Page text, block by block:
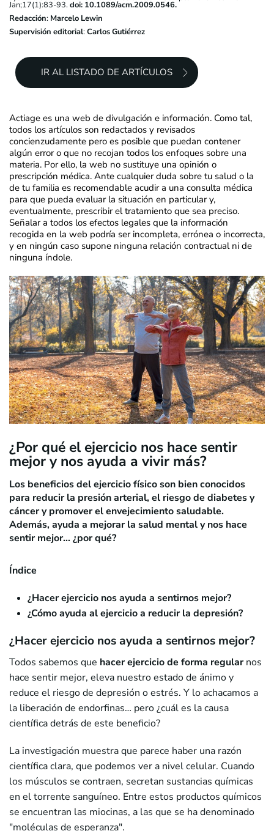
Jan;17(1):83-93.doi: 10.1089/acm.2009.0546.
Redacción: Marcelo Lewin
Supervisión editorial:Carlos Gutiérrez
IR AL LISTADO DE ARTÍCULOS
Actiage es una web de divulgación e información. Como tal,
todos los artículos son redactados y revisados
concienzudamente pero es posible que puedan contener
algún error o que no recojan todos los enfoques sobre una
materia. Por ello, la web no sustituye una opinión o
prescripción médica. Ante cualquier duda sobre tu salud o la
de tu familia es recomendable acudir a una consulta médica
para que pueda evaluar la situación en particular y,
eventualmente, prescribir el tratamiento que sea preciso.
Señalar a todos los efectos legales que la información
recogida en la web podría ser incompleta, errónea o incorrecta,
y en ningún caso supone ninguna relación contractual ni de
ninguna índole.
¿Por qué el ejercicio nos hace sentir
mejor y nos ayuda a vivir más?
Los beneficios del ejercicio físico son bien conocidos
para reducir la presión arterial, el riesgo de diabetes y
cáncer y promover el envejecimiento saludable.
Además, ayuda a mejorar la salud mental y nos hace
sentir mejor… ¿por qué?
Índice
¿Hacer ejercicio nos ayuda a sentirnos mejor?
¿Cómo ayuda al ejercicio a reducir la depresión?
¿Hacer ejercicio nos ayuda a sentirnos mejor?
Todos sabemos que hacer ejercicio de forma regularnos
hace sentir mejor, eleva nuestro estado de ánimo y
reduce el riesgo de depresión o estrés. Y lo achacamos a
la liberación de endorfinas… pero ¿cuál es la causa
científica detrás de este beneficio?
La investigación muestra que parece haber una razón
científica clara, que podemos ver a nivel celular. Cuando
los músculos se contraen, secretan sustancias químicas
en el torrente sanguíneo. Entre estos productos químicos
se encuentran las miocinas, a las que se ha denominado
"moléculas de esperanza".